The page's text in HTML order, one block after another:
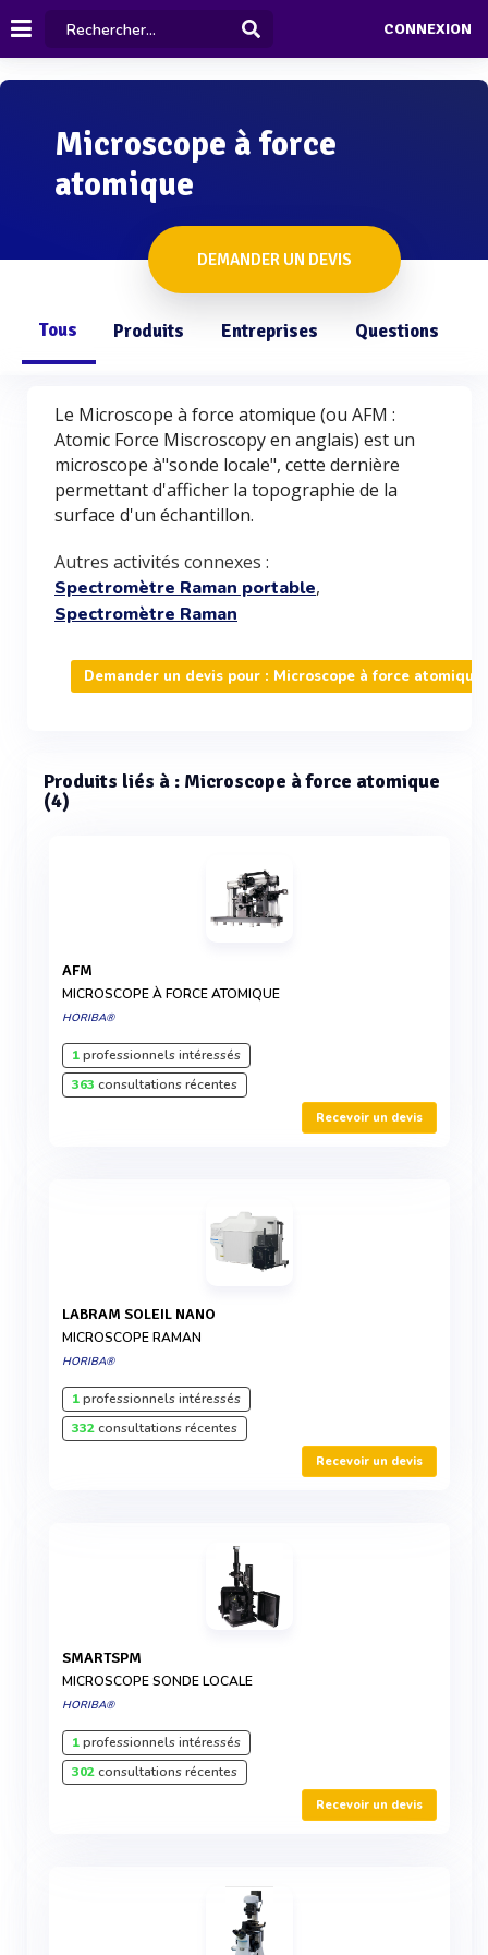
CONNEXION
Microscope à force
atomique
DEMANDER UN DEVIS
Tous Produits Entreprises Questions
Le Microscope à force atomique (ou AFM :
Atomic Force Miscroscopy en anglais) est un
microscope à"sonde locale", cette dernière
permettant d'afficher la topographie de la
surface d'un échantillon.
Autres activités connexes :
Spectromètre Raman portable,
Spectromètre Raman
Demander un devis pour : Microscope à force atomique
Produits liés à : Microscope à force atomique
(4)
AFM
MICROSCOPE À FORCE ATOMIQUE
HORIBA®
1professionnels intéressés
363 consultations récentes
Recevoir un devis
LABRAM SOLEIL NANO
MICROSCOPE RAMAN
HORIBA®
1professionnels intéressés
332consultations récentes
Recevoir un devis
SMARTSPM
MICROSCOPE SONDE LOCALE
HORIBA®
1professionnels intéressés
302consultations récentes
Recevoir un devis